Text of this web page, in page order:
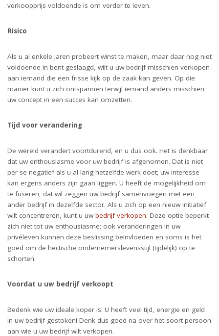
verkoopprijs voldoende is om verder te leven.
Risico
Als u al enkele jaren probeert winst te maken, maar daar nog niet
voldoende in bent geslaagd, wilt u uw bedrijf misschien verkopen
aan iemand die een frisse kijk op de zaak kan geven. Op die
manier kunt u zich ontspannen terwijl iemand anders misschien
uw concept in een succes kan omzetten.
Tijd voor verandering
De wereld verandert voortdurend, en u dus ook. Het is denkbaar
dat uw enthousiasme voor uw bedrijf is afgenomen. Dat is niet
per se negatief als u al lang hetzelfde werk doet; uw interesse
kan ergens anders zijn gaan liggen. U heeft de mogelijkheid om
te fuseren, dat wil zeggen uw bedrijf samenvoegen met een
ander bedrijf in dezelfde sector. Als u zich op een nieuw initiatief
wilt concentreren, kunt u uwbedrijf verkopen. Deze optie beperkt
zich niet tot uw enthousiasme; ook veranderingen in uw
privéleven kunnen deze beslissing beïnvloeden en soms is het
goed om de hectische ondernemerslevensstijl (tijdelijk) op te
schorten.
Voordat u uw bedrijf verkoopt
Bedenk wie uw ideale koper is. U heeft veel tijd, energie en geld
in uw bedrijf gestoken! Denk dus goed na over het soort persoon
aan wie u uw bedrijf wilt verkopen.